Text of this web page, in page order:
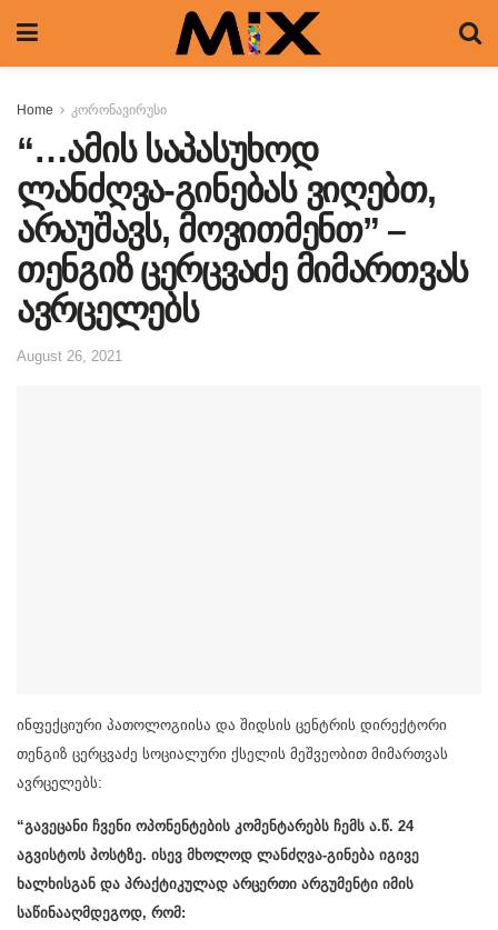
Home კორონავირუსი
“…ამის საპასუხოდ
ლანძღვა-გინებას ვიღებთ,
არაუშავს, მოვითმენთ” –
თენგიზ ცერცვაძე მიმართვას
ავრცელებს
August 26, 2021
ინფექციური პათოლოგიისა და შიდსის ცენტრის დირექტორი
თენგიზ ცერცვაძე სოციალური ქსელის მეშვეობით მიმართვას
ავრცელებს:
“გავეცანი ჩვენი ოპონენტების კომენტარებს ჩემს ა.წ. 24
აგვისტოს პოსტზე. ისევ მხოლოდ ლანძღვა-გინება იგივე
ხალხისგან და პრაქტიკულად არცერთი არგუმენტი იმის
საწინააღმდეგოდ, რომ: